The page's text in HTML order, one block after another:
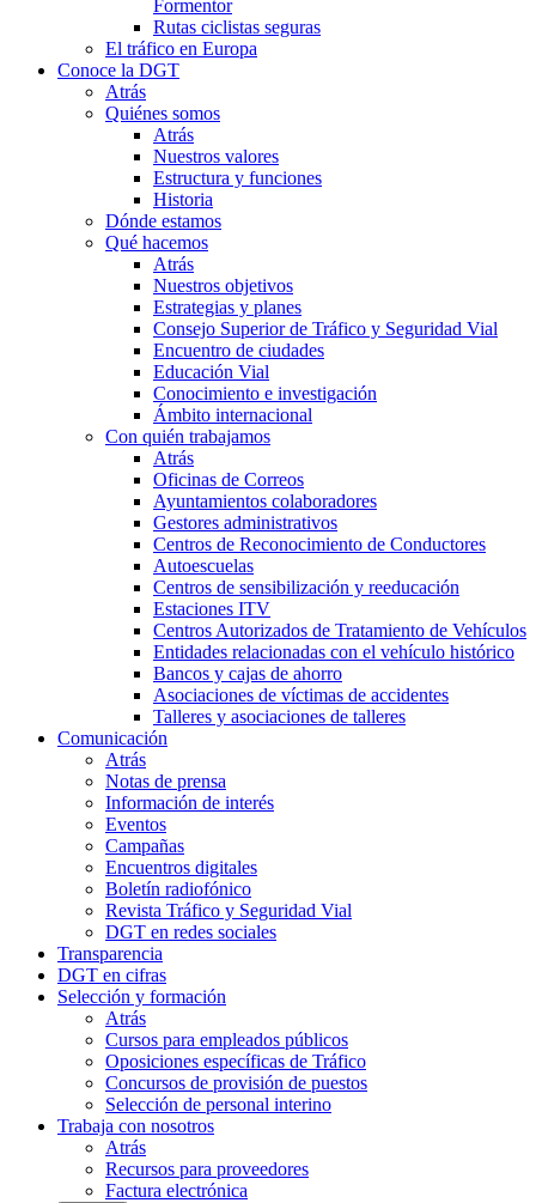
Formentor
Rutas ciclistas seguras
El tráfico en Europa
Conoce la DGT
Atrás
Quiénes somos
Atrás
Nuestros valores
Estructura y funciones
Historia
Dónde estamos
Qué hacemos
Atrás
Nuestros objetivos
Estrategias y planes
Consejo Superior de Tráfico y Seguridad Vial
Encuentro de ciudades
Educación Vial
Conocimiento e investigación
Ámbito internacional
Con quién trabajamos
Atrás
Oficinas de Correos
Ayuntamientos colaboradores
Gestores administrativos
Centros de Reconocimiento de Conductores
Autoescuelas
Centros de sensibilización y reeducación
Estaciones ITV
Centros Autorizados de Tratamiento de Vehículos
Entidades relacionadas con el vehículo histórico
Bancos y cajas de ahorro
Asociaciones de víctimas de accidentes
Talleres y asociaciones de talleres
Comunicación
Atrás
Notas de prensa
Información de interés
Eventos
Campañas
Encuentros digitales
Boletín radiofónico
Revista Tráfico y Seguridad Vial
DGT en redes sociales
Transparencia
DGT en cifras
Selección y formación
Atrás
Cursos para empleados públicos
Oposiciones específicas de Tráfico
Concursos de provisión de puestos
Selección de personal interino
Trabaja con nosotros
Atrás
Recursos para proveedores
Factura electrónica